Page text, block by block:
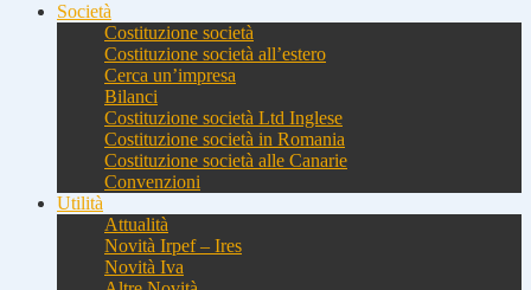
Società
Costituzione società
Costituzione società all’estero
Cerca un’impresa
Bilanci
Costituzione società Ltd Inglese
Costituzione società in Romania
Costituzione società alle Canarie
Convenzioni
Utilità
Attualità
Novità Irpef – Ires
Novità Iva